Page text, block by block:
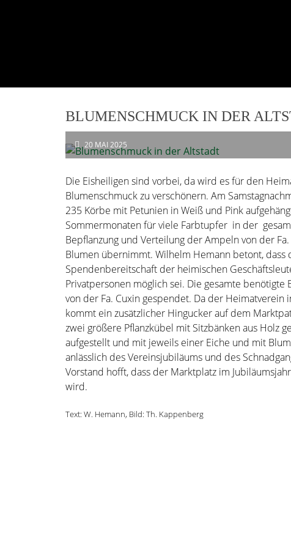
BLUMENSCHMUCK IN DER
20 MAI 2025
Die Eisheiligen sind vorbei, da wird es für den
Blumenschmuck zu verschönern. Am
235 Körbe mit Petunien in Weiß und Pink
Sommermonaten für viele Farbtupfer in der
Bepflanzung und Verteilung der Ampeln von der
Blumen übernimmt. Wilhelm Hemann betont,
Spendenbereitschaft der heimischen
Privatpersonen möglich sei. Die gesamte benötigte
von der Fa. Cuxin gespendet. Da der Heimatverein
kommt ein zusätzlicher Hingucker auf dem
zwei größere Pflanzkübel mit Sitzbänken aus Holz
aufgestellt und mit jeweils einer Eiche und mit
anlässlich des Vereinsjubiläums und des
Vorstand hofft, dass der Marktplatz im
wird.
Text: W. Hemann, Bild: Th. Kappenberg